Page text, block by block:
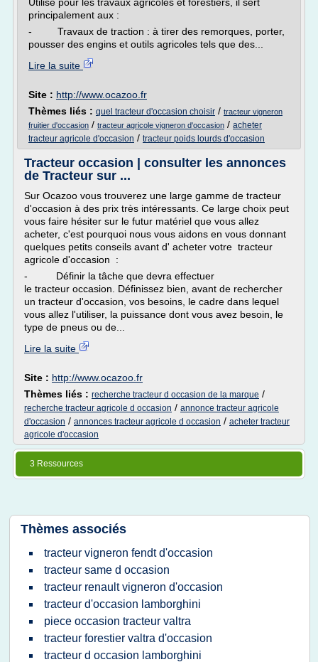
principalement aux :
- Travaux de traction : à tirer des remorques, porter,
pousser des engins et outils agricoles tels que des...
Lire la suite
Site : http://www.ocazoo.fr
Thèmes liés : quel tracteur d'occasion choisir / tracteur vigneron
fruitier d'occasion / tracteur agricole vigneron d'occasion / acheter
tracteur agricole d'occasion / tracteur poids lourds d'occasion
Tracteur occasion | consulter les annonces
de Tracteur sur ...
Sur Ocazoo vous trouverez une large gamme de tracteur
d'occasion à des prix très intéressants. Ce large choix peut
vous faire hésiter sur le futur matériel que vous allez
acheter, c'est pourquoi nous vous aidons en vous donnant
quelques petits conseils avant d' acheter votre tracteur
agricole d'occasion :
- Définir la tâche que devra effectuer
le tracteur occasion. Définissez bien, avant de rechercher
un tracteur d'occasion, vos besoins, le cadre dans lequel
vous allez l'utiliser, la puissance dont vous avez besoin, le
type de pneus ou de...
Lire la suite
Site : http://www.ocazoo.fr
Thèmes liés : recherche tracteur d occasion de la marque /
recherche tracteur agricole d occasion / annonce tracteur agricole
d'occasion / annonces tracteur agricole d occasion / acheter tracteur
agricole d'occasion
3 Ressources
Thèmes associés
tracteur vigneron fendt d'occasion
tracteur same d occasion
tracteur renault vigneron d'occasion
tracteur d'occasion lamborghini
piece occasion tracteur valtra
tracteur forestier valtra d'occasion
tracteur d occasion lamborghini